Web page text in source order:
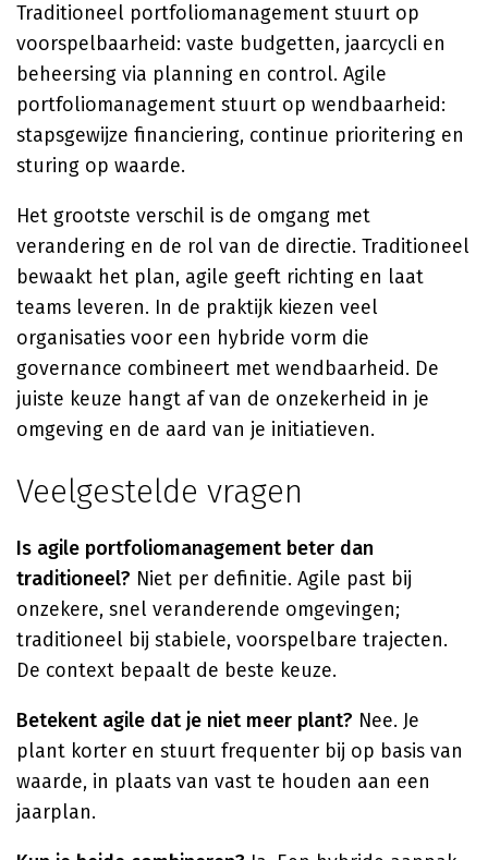
Traditioneel portfoliomanagement stuurt op
voorspelbaarheid: vaste budgetten, jaarcycli en
beheersing via planning en control. Agile
portfoliomanagement stuurt op wendbaarheid:
stapsgewijze financiering, continue prioritering en
sturing op waarde.
Het grootste verschil is de omgang met
verandering en de rol van de directie. Traditioneel
bewaakt het plan, agile geeft richting en laat
teams leveren. In de praktijk kiezen veel
organisaties voor een hybride vorm die
governance combineert met wendbaarheid. De
juiste keuze hangt af van de onzekerheid in je
omgeving en de aard van je initiatieven.
Veelgestelde vragen
Is agile portfoliomanagement beter dan
traditioneel? Niet per definitie. Agile past bij
onzekere, snel veranderende omgevingen;
traditioneel bij stabiele, voorspelbare trajecten.
De context bepaalt de beste keuze.
Betekent agile dat je niet meer plant? Nee. Je
plant korter en stuurt frequenter bij op basis van
waarde, in plaats van vast te houden aan een
jaarplan.